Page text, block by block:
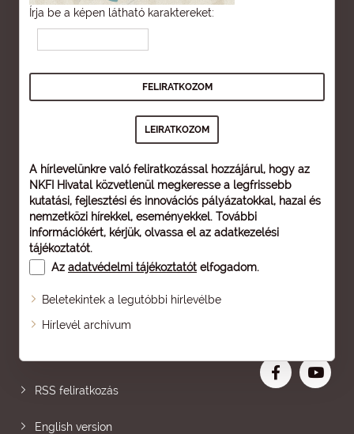
Írja be a képen látható karaktereket:
A hírlevelünkre való feliratkozással hozzájárul, hogy az
NKFI Hivatal közvetlenül megkeresse a legfrissebb
kutatási, fejlesztési és innovációs pályázatokkal, hazai és
nemzetközi hírekkel, eseményekkel. További
információkért, kérjük, olvassa el az adatkezelési
tájékoztatót.
Az adatvédelmi tájékoztatót elfogadom.
Beletekintek a legutóbbi hírlevélbe
Hírlevél archívum
Oldaltérkép
RSS feliratkozás
English version